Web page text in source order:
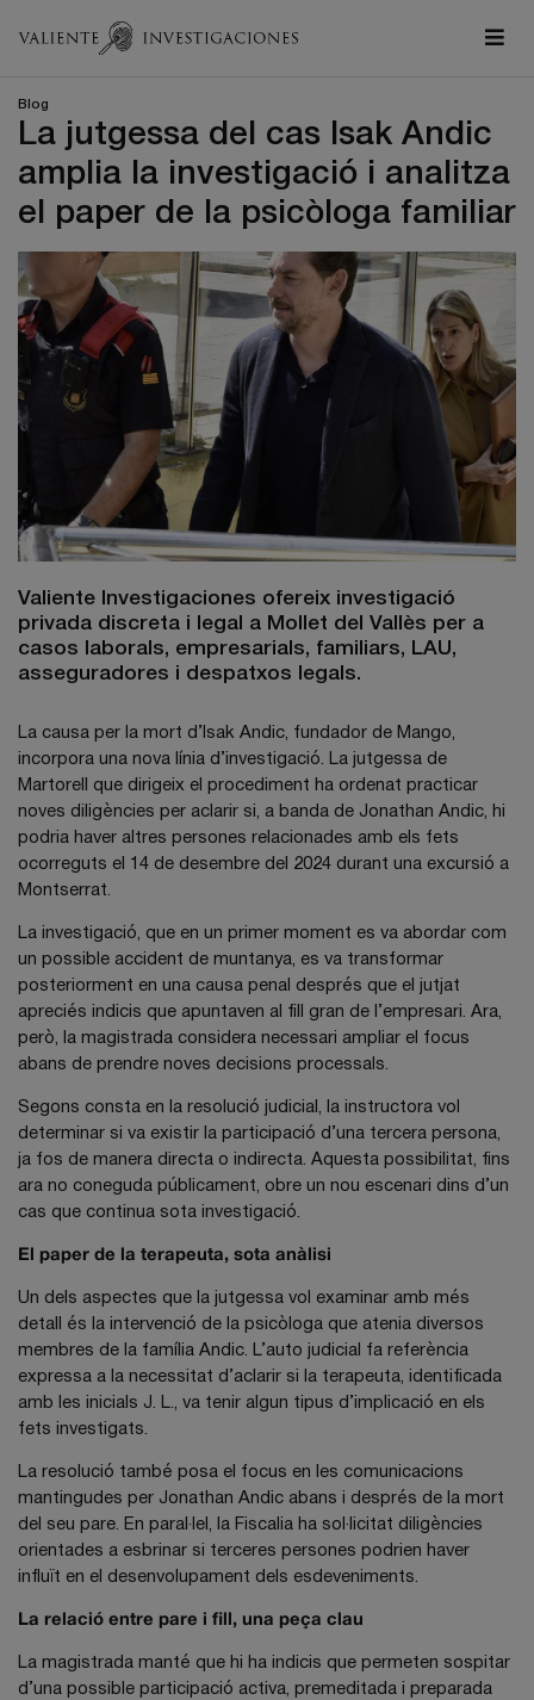
Blog
La jutgessa del cas Isak Andic
amplia la investigació i analitza
el paper de la psicòloga familiar
Valiente Investigaciones ofereix investigació
privada discreta i legal a Mollet del Vallès per a
casos laborals, empresarials, familiars, LAU,
asseguradores i despatxos legals.
La causa per la mort d’Isak Andic, fundador de Mango,
incorpora una nova línia d’investigació. La jutgessa de
Martorell que dirigeix el procediment ha ordenat practicar
noves diligències per aclarir si, a banda de Jonathan Andic, hi
podria haver altres persones relacionades amb els fets
ocorreguts el 14 de desembre del 2024 durant una excursió a
Montserrat.
La investigació, que en un primer moment es va abordar com
un possible accident de muntanya, es va transformar
posteriorment en una causa penal després que el jutjat
apreciés indicis que apuntaven al fill gran de l’empresari. Ara,
però, la magistrada considera necessari ampliar el focus
abans de prendre noves decisions processals.
Segons consta en la resolució judicial, la instructora vol
determinar si va existir la participació d’una tercera persona,
ja fos de manera directa o indirecta. Aquesta possibilitat, fins
ara no coneguda públicament, obre un nou escenari dins d’un
cas que continua sota investigació.
El paper de la terapeuta, sota anàlisi
Un dels aspectes que la jutgessa vol examinar amb més
detall és la intervenció de la psicòloga que atenia diversos
membres de la família Andic. L’auto judicial fa referència
expressa a la necessitat d’aclarir si la terapeuta, identificada
amb les inicials J. L., va tenir algun tipus d’implicació en els
fets investigats.
La resolució també posa el focus en les comunicacions
mantingudes per Jonathan Andic abans i després de la mort
del seu pare. En paral·lel, la Fiscalia ha sol·licitat diligències
orientades a esbrinar si terceres persones podrien haver
influït en el desenvolupament dels esdeveniments.
La relació entre pare i fill, una peça clau
La magistrada manté que hi ha indicis que permeten sospitar
d’una possible participació activa, premeditada i preparada